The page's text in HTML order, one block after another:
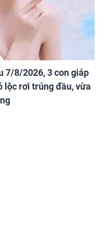
7/8/2026, 3 con giáp
lộc rơi trúng đầu, vừa